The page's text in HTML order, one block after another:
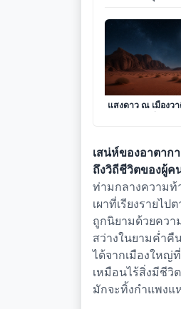
ดั่งรอยจารึกแห่งรั
แสงดาว ณ เมืองว
เสน่ห์ของอาตาก
ถึงวิถีชีวิตของผู้ค
ท่ามกลางความท้
เผาที่เรียงรายไ
ถูกนิยามด้วยควา
สว่างในยามค่ำคื
ได้จากเมืองใหญ่
เหมือนไร้สิ่งมีชีวิ
มักจะทิ้งกำแพง